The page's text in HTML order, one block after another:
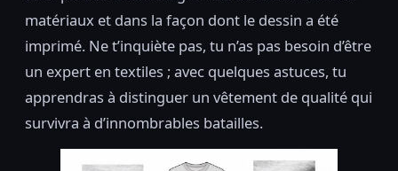
matériaux et dans la façon dont le dessin a été
imprimé. Ne t’inquiète pas, tu n’as pas besoin d’être
un expert en textiles ; avec quelques astuces, tu
apprendras à distinguer un vêtement de qualité qui
survivra à d’innombrables batailles.